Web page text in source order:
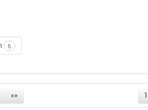
6
1
»»